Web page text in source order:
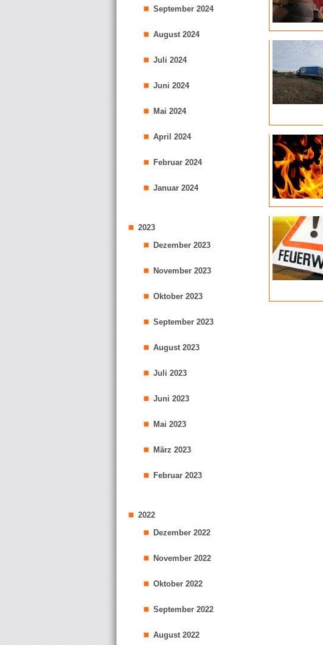
September 2024
August 2024
Juli 2024
Juni 2024
Mai 2024
April 2024
Februar 2024
Januar 2024
2023
Dezember 2023
November 2023
Oktober 2023
September 2023
August 2023
Juli 2023
Juni 2023
Mai 2023
März 2023
Februar 2023
2022
Dezember 2022
November 2022
Oktober 2022
September 2022
August 2022